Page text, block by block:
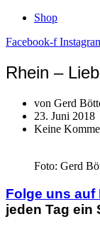
Shop
Facebook-f
Rhein –
von Gerd
23. Juni 2018
Keine
Foto: Gerd
Folge uns auf
jeden Tag ein